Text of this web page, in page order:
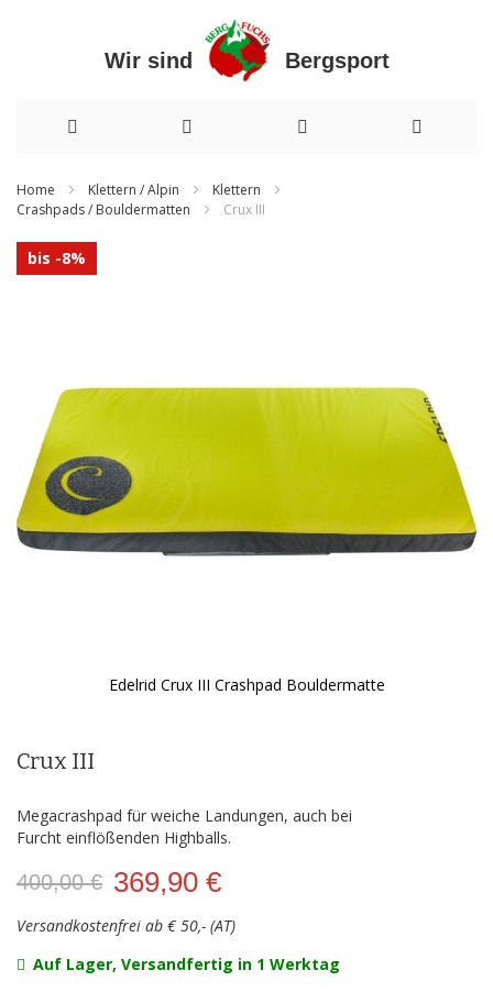
Wir sind Bergsport
zum
Inhalt
Home Klettern / Alpin
Klettern
Crashpads / Bouldermatten
Crux III
Zum
Ende
Edelrid Crux III Crashpad Bouldermatte
der
bis -8%
Crux III
Megacrashpad für weiche Landungen, auch bei
Furcht einflößenden Highballs.
400,00 € 369,90 €
Versandkostenfrei ab € 50,- (AT)
Auf Lager, Versandfertig in 1 Werktag